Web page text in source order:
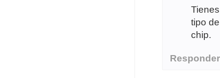
tipo
chip.
Responder